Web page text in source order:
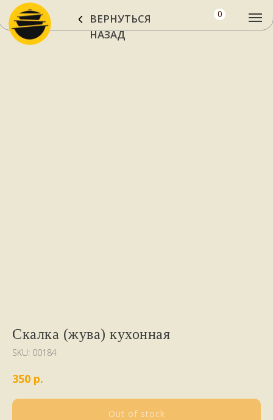
ВЕРНУТЬСЯ
НАЗАД
Скалка (жува) кухонная
SKU: 00184
350 р.
Out of stock